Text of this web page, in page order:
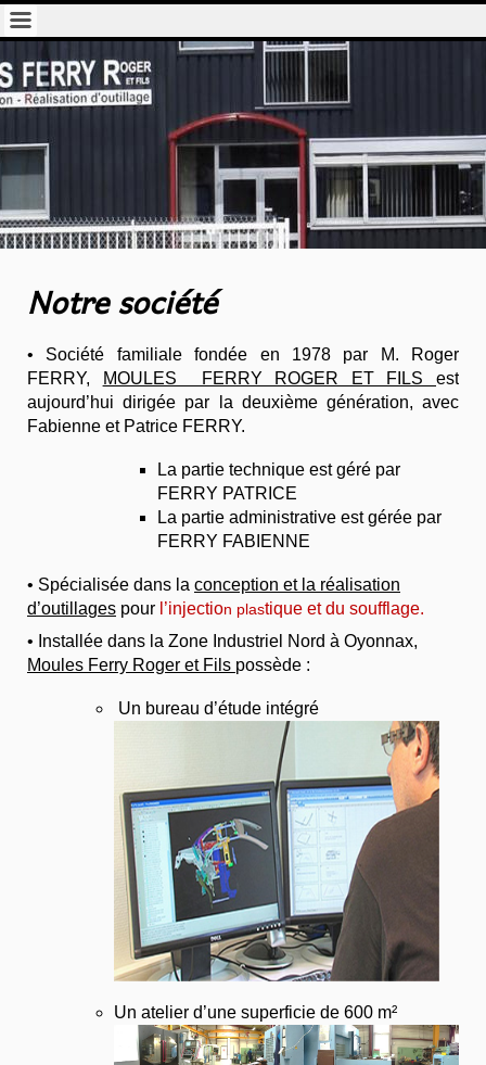
Notre société
• Société familiale fondée en 1978 par M. Roger
FERRY,
MOULES FERRY ROGER ET FILSest
aujourd’hui dirigée par la deuxième génération, avec
Fabienne et Patrice FERRY.
La partie technique est géré par
FERRY PATRICE
La partie administrative est gérée par
FERRY FABIENNE
• Spécialisée dans la conception et la réalisation
d’outillages pour l’injection plastique et du soufflage.
• Installée dans la Zone Industriel Nord à Oyonnax,
Moules Ferry Roger et Fils possède :
Un bureau d’étude intégré
Un atelier d’une superficie de 600 m²